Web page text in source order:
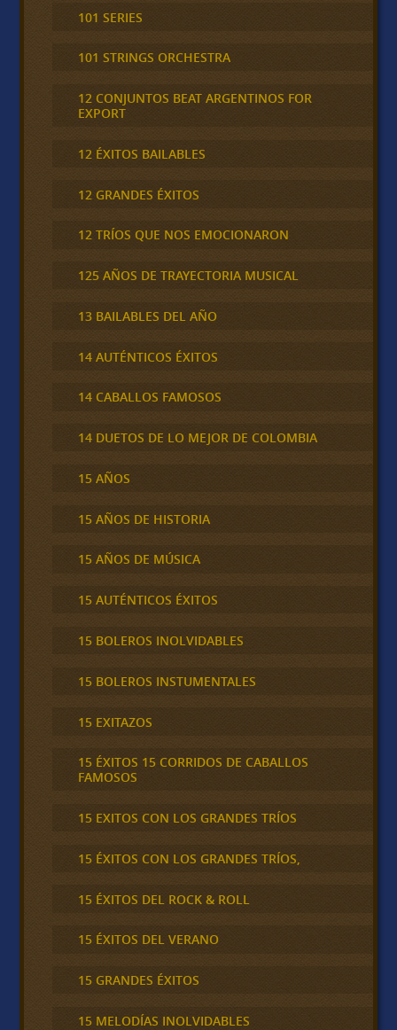
101 SERIES
101 STRINGS ORCHESTRA
12 CONJUNTOS BEAT ARGENTINOS FOR
EXPORT
12 ÉXITOS BAILABLES
12 GRANDES ÉXITOS
12 TRÍOS QUE NOS EMOCIONARON
125 AÑOS DE TRAYECTORIA MUSICAL
13 BAILABLES DEL AÑO
14 AUTÉNTICOS ÉXITOS
14 CABALLOS FAMOSOS
14 DUETOS DE LO MEJOR DE COLOMBIA
15 AÑOS
15 AÑOS DE HISTORIA
15 AÑOS DE MÚSICA
15 AUTÉNTICOS ÉXITOS
15 BOLEROS INOLVIDABLES
15 BOLEROS INSTUMENTALES
15 EXITAZOS
15 ÉXITOS 15 CORRIDOS DE CABALLOS
FAMOSOS
15 EXITOS CON LOS GRANDES TRÍOS
15 ÉXITOS CON LOS GRANDES TRÍOS,
15 ÉXITOS DEL ROCK & ROLL
15 ÉXITOS DEL VERANO
15 GRANDES ÉXITOS
15 MELODÍAS INOLVIDABLES